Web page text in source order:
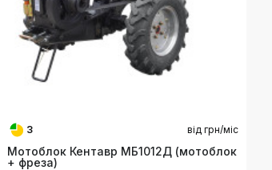
3 від грн/міс
Мотоблок Кентавр МБ1012Д (мотоблок
+ фреза)